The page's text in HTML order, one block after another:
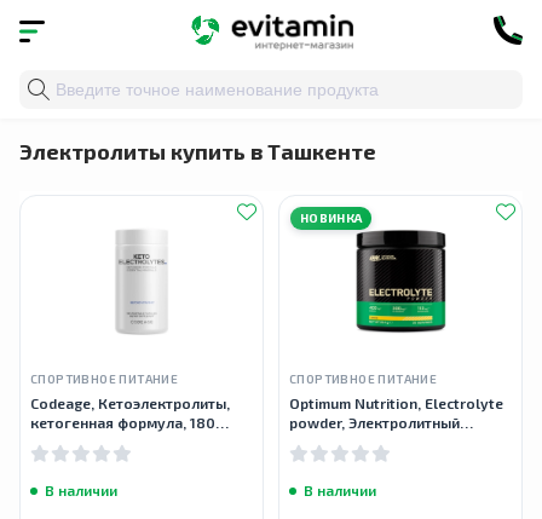
Главная Спортивное питание
Электролиты купить в Ташкенте
СПОРТИВНОЕ ПИТАНИЕ
Codeage, Кетоэлектролиты,
кетогенная формула, 180
капсул
В наличии
НОВИНКА
СПОРТИВНОЕ ПИТАНИЕ
Optimum Nutrition, Electrolyte
powder, Электролитный
порошок, 264 г.
В наличии